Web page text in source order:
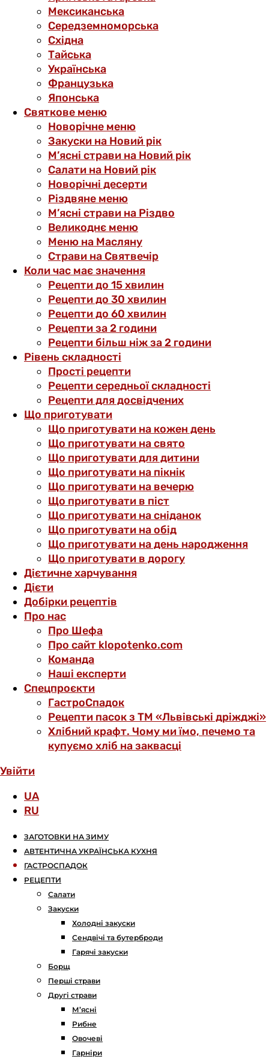
Мексиканська
Середземноморська
Східна
Тайська
Українська
Французька
Японська
Святкове меню
Новорічне меню
Закуски на Новий рік
М’ясні страви на Новий рік
Салати на Новий рік
Новорічні десерти
Різдвяне меню
М’ясні страви на Різдво
Великоднє меню
Меню на Масляну
Страви на Святвечір
Коли час має значення
Рецепти до 15 хвилин
Рецепти до 30 хвилин
Рецепти до 60 хвилин
Рецепти за 2 години
Рецепти більш ніж за 2 години
Рівень складності
Прості рецепти
Рецепти середньої складності
Рецепти для досвідчених
Що приготувати
Що приготувати на кожен день
Що приготувати на свято
Що приготувати для дитини
Що приготувати на пікнік
Що приготувати на вечерю
Що приготувати в піст
Що приготувати на сніданок
Що приготувати на обід
Що приготувати на день народження
Що приготувати в дорогу
Дієтичне харчування
Дієти
Добірки рецептів
Про нас
Про Шефа
Про сайт klopotenko.com
Команда
Наші експерти
Спецпроєкти
ГастроСпадок
Рецепти пасок з ТМ «Львівські дріжджі»
Хлібний крафт. Чому ми їмо, печемо та
купуємо хліб на заквасці
Увійти
UA
RU
ЗАГОТОВКИ НА ЗИМУ
АВТЕНТИЧНА УКРАЇНСЬКА КУХНЯ
ГАСТРОСПАДОК
РЕЦЕПТИ
Салати
Закуски
Холодні закуски
Сендвічі та бутерброди
Гарячі закуски
Борщ
Перші страви
Другі страви
М’ясні
Рибне
Овочеві
Гарніри